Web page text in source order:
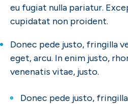
eu fugiat nulla pariatur.
cupidatat non proident.
Donec pede justo, fringilla
eget, arcu. In enim justo,
venenatis vitae, justo.
Donec pede justo,